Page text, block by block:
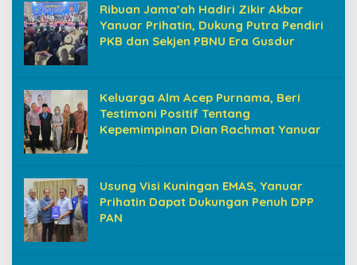
Ribuan Jama’ah Hadiri Zikir Akbar
Yanuar Prihatin, Dukung Putra Pendiri
PKB dan Sekjen PBNU Era Gusdur
Keluarga Alm Acep Purnama, Beri
Testimoni Positif Tentang
Kepemimpinan Dian Rachmat Yanuar
Usung Visi Kuningan EMAS, Yanuar
Prihatin Dapat Dukungan Penuh DPP
PAN